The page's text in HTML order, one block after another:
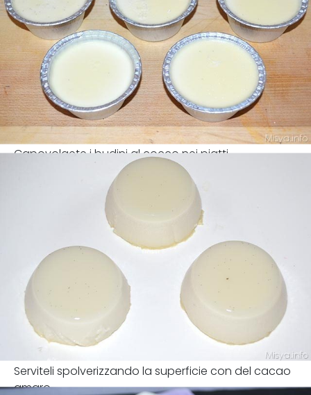
Capovolgete i budini al cocco nei piatti.
Serviteli spolverizzando la superficie con del cacao
amaro.